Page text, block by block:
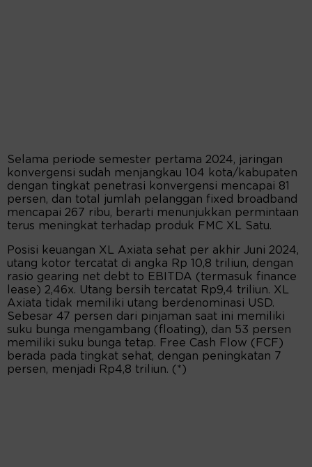
Selama periode semester pertama 2024, jaringan
konvergensi sudah menjangkau 104 kota/kabupaten
dengan tingkat penetrasi konvergensi mencapai 81
persen, dan total jumlah pelanggan fixed broadband
mencapai 267 ribu, berarti menunjukkan permintaan
terus meningkat terhadap produk FMC XL Satu.
Posisi keuangan XL Axiata sehat per akhir Juni 2024,
utang kotor tercatat di angka Rp 10,8 triliun, dengan
rasio gearing net debt to EBITDA (termasuk finance
lease) 2,46x. Utang bersih tercatat Rp9,4 triliun. XL
Axiata tidak memiliki utang berdenominasi USD.
Sebesar 47 persen dari pinjaman saat ini memiliki
suku bunga mengambang (floating), dan 53 persen
memiliki suku bunga tetap. Free Cash Flow (FCF)
berada pada tingkat sehat, dengan peningkatan 7
persen, menjadi Rp4,8 triliun. (*)